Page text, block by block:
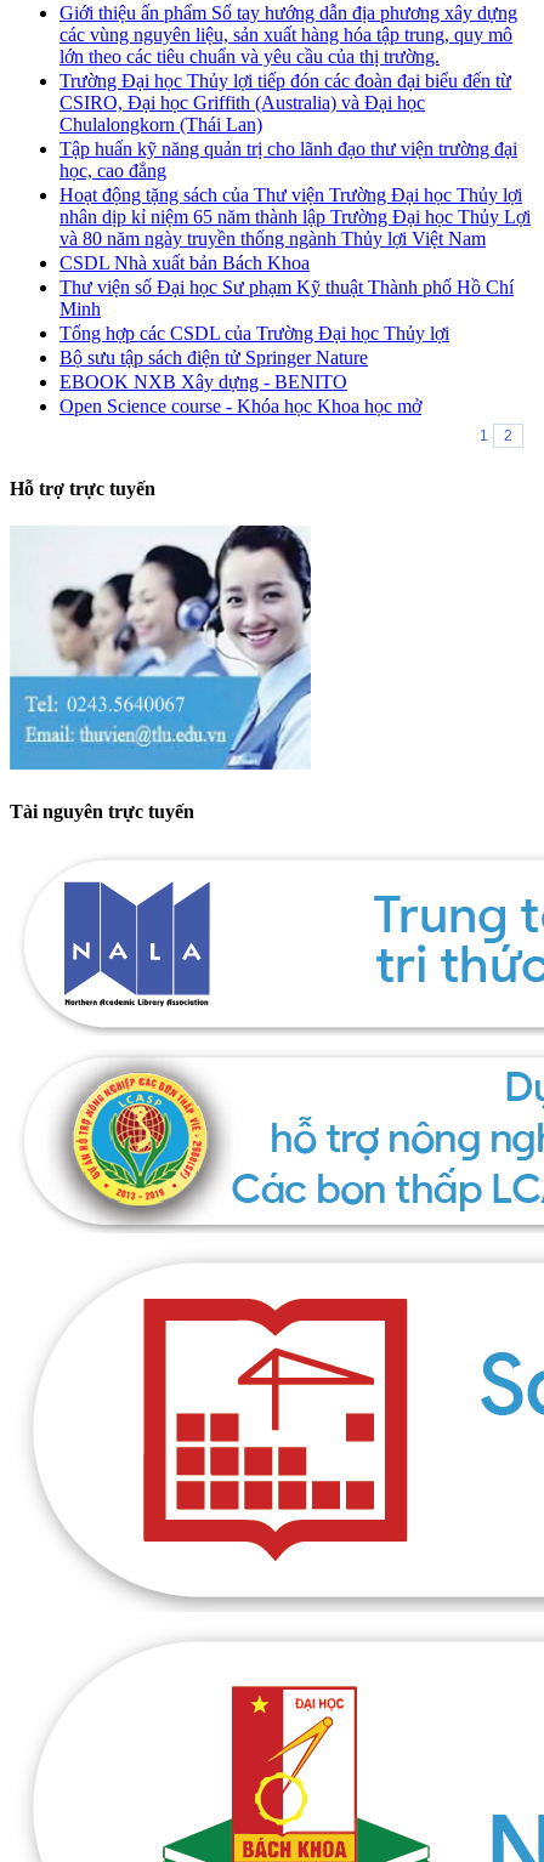
Giới thiệu ấn phẩm Sổ tay hướng dẫn địa phương xây dựng
các vùng nguyên liệu, sản xuất hàng hóa tập trung, quy mô
lớn theo các tiêu chuẩn và yêu cầu của thị trường.
Trường Đại học Thủy lợi tiếp đón các đoàn đại biểu đến từ
CSIRO, Đại học Griffith (Australia) và Đại học
Chulalongkorn (Thái Lan)
Tập huấn kỹ năng quản trị cho lãnh đạo thư viện trường đại
học, cao đẳng
Hoạt động tặng sách của Thư viện Trường Đại học Thủy lợi
nhân dịp kỉ niệm 65 năm thành lập Trường Đại học Thủy Lợi
và 80 năm ngày truyền thống ngành Thủy lợi Việt Nam
CSDL Nhà xuất bản Bách Khoa
Thư viện số Đại học Sư phạm Kỹ thuật Thành phố Hồ Chí
Minh
Tổng hợp các CSDL của Trường Đại học Thủy lợi
Bộ sưu tập sách điện tử Springer Nature
EBOOK NXB Xây dựng - BENITO
Open Science course - Khóa học Khoa học mở
1 2
Hỗ trợ trực tuyến
Tài nguyên trực tuyến